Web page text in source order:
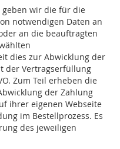
geben wir die für die
notwendigen Daten an
an die beauftragten
dies zur Abwicklung der
der Vertragserfüllung
Zum Teil erheben die
der Zahlung
ihrer eigenen Webseite
im Bestellprozess. Es
des jeweiligen